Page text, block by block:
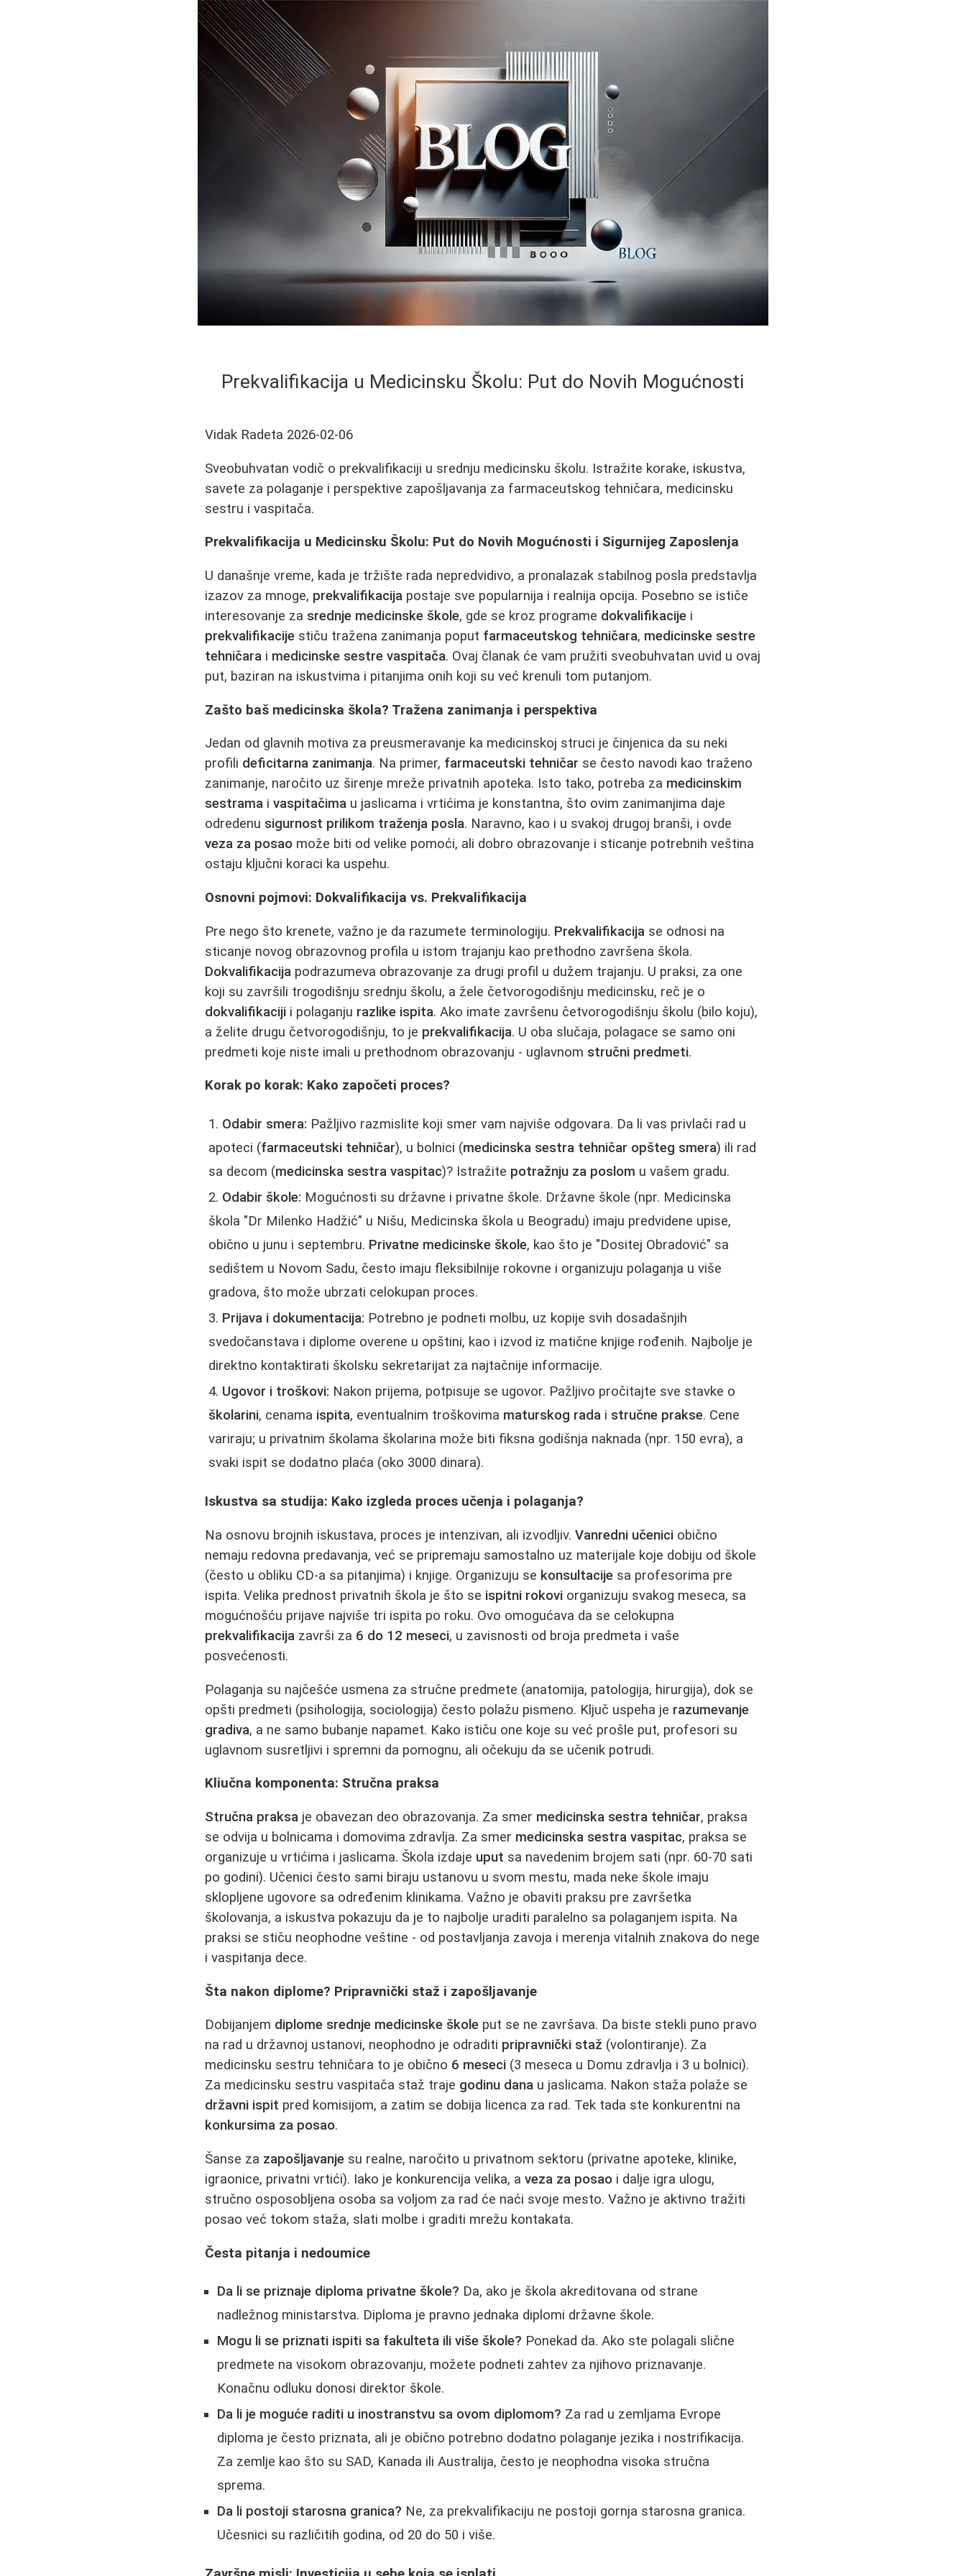
Prekvalifikacija u Medicinsku Školu: Put do Novih Mogućnosti
Vidak Radeta 2026-02-06
Sveobuhvatan vodič o prekvalifikaciji u srednju medicinsku školu. Istražite korake, iskustva,
savete za polaganje i perspektive zapošljavanja za farmaceutskog tehničara, medicinsku
sestru i vaspitača.
Prekvalifikacija u Medicinsku Školu: Put do Novih Mogućnosti i Sigurnijeg Zaposlenja
U današnje vreme, kada je tržište rada nepredvidivo, a pronalazak stabilnog posla predstavlja
izazov za mnoge, prekvalifikacija postaje sve popularnija i realnija opcija. Posebno se ističe
interesovanje za srednje medicinske škole, gde se kroz programe dokvalifikacije i
prekvalifikacije stiču tražena zanimanja poput farmaceutskog tehničara, medicinske sestre
tehničara i medicinske sestre vaspitača. Ovaj članak će vam pružiti sveobuhvatan uvid u ovaj
put, baziran na iskustvima i pitanjima onih koji su već krenuli tom putanjom.
Zašto baš medicinska škola? Tražena zanimanja i perspektiva
Jedan od glavnih motiva za preusmeravanje ka medicinskoj struci je činjenica da su neki
profili deficitarna zanimanja. Na primer, farmaceutski tehničar se često navodi kao traženo
zanimanje, naročito uz širenje mreže privatnih apoteka. Isto tako, potreba za medicinskim
sestrama ivaspitačima u jaslicama i vrtićima je konstantna, što ovim zanimanjima daje
odredenu sigurnost prilikom traženja posla. Naravno, kao i u svakoj drugoj branši, i ovde
veza za posao može biti od velike pomoći, ali dobro obrazovanje i sticanje potrebnih veština
ostaju ključni koraci ka uspehu.
Osnovni pojmovi: Dokvalifikacija vs. Prekvalifikacija
Pre nego što krenete, važno je da razumete terminologiju. Prekvalifikacija se odnosi na
sticanje novog obrazovnog profila u istom trajanju kao prethodno završena škola.
Dokvalifikacija podrazumeva obrazovanje za drugi profil u dužem trajanju. U praksi, za one
koji su završili trogodišnju srednju školu, a žele četvorogodišnju medicinsku, reč je o
dokvalifikaciji i polaganju razlike ispita. Ako imate završenu četvorogodišnju školu (bilo koju),
a želite drugu četvorogodišnju, to je prekvalifikacija. U oba slučaja, polagace se samo oni
predmeti koje niste imali u prethodnom obrazovanju - uglavnom stručni predmeti.
Korak po korak: Kako započeti proces?
Odabir smera: Pažljivo razmislite koji smer vam najviše odgovara. Da li vas privlači rad u
apoteci (farmaceutski tehničar), u bolnici (medicinska sestra tehničar opšteg smera) ili rad
sa decom (medicinska sestra vaspitac)? Istražite potražnju za poslom u vašem gradu.
Odabir škole: Mogućnosti su državne i privatne škole. Državne škole (npr. Medicinska
škola "Dr Milenko Hadžić" u Nišu, Medicinska škola u Beogradu) imaju predvidene upise,
obično u junu i septembru. Privatne medicinske škole, kao što je "Dositej Obradović" sa
sedištem u Novom Sadu, često imaju fleksibilnije rokovne i organizuju polaganja u više
gradova, što može ubrzati celokupan proces.
Prijava i dokumentacija: Potrebno je podneti molbu, uz kopije svih dosadašnjih
svedočanstava i diplome overene u opštini, kao i izvod iz matične knjige rođenih. Najbolje je
direktno kontaktirati školsku sekretarijat za najtačnije informacije.
Ugovor i troškovi: Nakon prijema, potpisuje se ugovor. Pažljivo pročitajte sve stavke o
školarini, cenama ispita, eventualnim troškovima maturskog rada i stručne prakse. Cene
variraju; u privatnim školama školarina može biti fiksna godišnja naknada (npr. 150 evra), a
svaki ispit se dodatno plaća (oko 3000 dinara).
Iskustva sa studija: Kako izgleda proces učenja i polaganja?
Na osnovu brojnih iskustava, proces je intenzivan, ali izvodljiv.Vanredni učenici obično
nemaju redovna predavanja, već se pripremaju samostalno uz materijale koje dobiju od škole
(često u obliku CD-a sa pitanjima) i knjige. Organizuju se konsultacije sa profesorima pre
ispita. Velika prednost privatnih škola je što se ispitni rokovi organizuju svakog meseca, sa
mogućnošću prijave najviše tri ispita po roku. Ovo omogućava da se celokupna
prekvalifikacija završi za 6 do 12 meseci, u zavisnosti od broja predmeta i vaše
posvećenosti.
Polaganja su najčešće usmena za stručne predmete (anatomija, patologija, hirurgija), dok se
opšti predmeti (psihologija, sociologija) često polažu pismeno. Ključ uspeha je razumevanje
gradiva, a ne samo bubanje napamet. Kako ističu one koje su već prošle put, profesori su
uglavnom susretljivi i spremni da pomognu, ali očekuju da se učenik potrudi.
Kliučna komponenta: Stručna praksa
Stručna praksa je obavezan deo obrazovanja. Za smer medicinska sestra tehničar, praksa
se odvija u bolnicama i domovima zdravlja. Za smer medicinska sestra vaspitac, praksa se
organizuje u vrtićima i jaslicama. Škola izdaje uput sa navedenim brojem sati (npr. 60-70 sati
po godini). Učenici često sami biraju ustanovu u svom mestu, mada neke škole imaju
sklopljene ugovore sa određenim klinikama. Važno je obaviti praksu pre završetka
školovanja, a iskustva pokazuju da je to najbolje uraditi paralelno sa polaganjem ispita. Na
praksi se stiču neophodne veštine - od postavljanja zavoja i merenja vitalnih znakova do nege
i vaspitanja dece.
Šta nakon diplome? Pripravnički staž i zapošljavanje
Dobijanjem diplome srednje medicinske škole put se ne završava. Da biste stekli puno pravo
na rad u državnoj ustanovi, neophodno je odraditi pripravnički staž (volontiranje). Za
medicinsku sestru tehničara to je obično 6 meseci (3 meseca u Domu zdravlja i 3 u bolnici).
Za medicinsku sestru vaspitača staž traje godinu dana u jaslicama. Nakon staža polaže se
državni ispit pred komisijom, a zatim se dobija licenca za rad. Tek tada ste konkurentni na
konkursima za posao.
Šanse za zapošljavanje su realne, naročito u privatnom sektoru (privatne apoteke, klinike,
igraonice, privatni vrtići). Iako je konkurencija velika, aveza za posao i dalje igra ulogu,
stručno osposobljena osoba sa voljom za rad će naći svoje mesto. Važno je aktivno tražiti
posao već tokom staža, slati molbe i graditi mrežu kontakata.
Česta pitanja i nedoumice
Da li se priznaje diploma privatne škole? Da, ako je škola akreditovana od strane
nadležnog ministarstva. Diploma je pravno jednaka diplomi državne škole.
Mogu li se priznati ispiti sa fakulteta ili više škole? Ponekad da. Ako ste polagali slične
predmete na visokom obrazovanju, možete podneti zahtev za njihovo priznavanje.
Konačnu odluku donosi direktor škole.
Da li je moguće raditi u inostranstvu sa ovom diplomom? Za rad u zemljama Evrope
diploma je često priznata, ali je obično potrebno dodatno polaganje jezika i nostrifikacija.
Za zemlje kao što su SAD, Kanada ili Australija, često je neophodna visoka stručna
sprema.
Da li postoji starosna granica? Ne, za prekvalifikaciju ne postoji gornja starosna granica.
Učesnici su različitih godina, od 20 do 50 i više.